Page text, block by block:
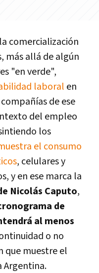
comercialización
más allá de algún
"en verde",
laboral en
de ese
del empleo
los
el consumo
, celulares y
y en ese marca la
Nicolás Caputo,
de
al menos
o no
que muestre el
Argentina.